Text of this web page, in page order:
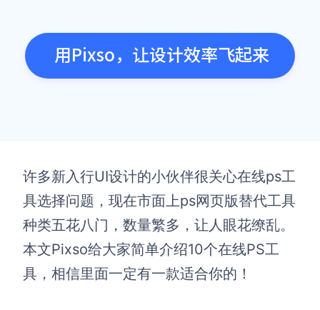
用Pixso，让设计效率飞起来
许多新入行UI设计的小伙伴很关心在线ps工
具选择问题，现在市面上ps网页版替代工具
种类五花八门，数量繁多，让人眼花缭乱。
本文Pixso给大家简单介绍10个在线PS工
具，相信里面一定有一款适合你的！